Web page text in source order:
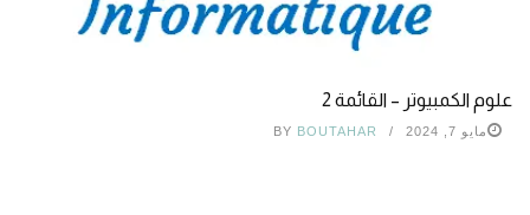
علوم الكمبيوتر – القائمة 2
مايو 7, 2024 BY BOUTAHAR